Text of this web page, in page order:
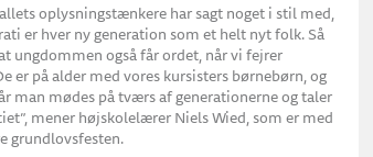
oplysningstænkere har sagt noget i stil med,
er hver ny generation som et helt nyt folk. Så
ungdommen også får ordet, når vi fejrer
er på alder med vores kursisters børnebørn, og
man mødes på tværs af generationerne og taler
mener højskolelærer Niels Wied, som er med
grundlovsfesten.